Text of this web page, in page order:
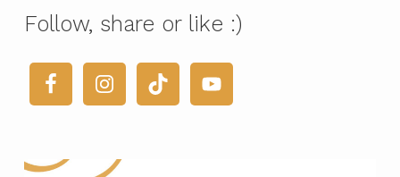
Follow, share or like :)